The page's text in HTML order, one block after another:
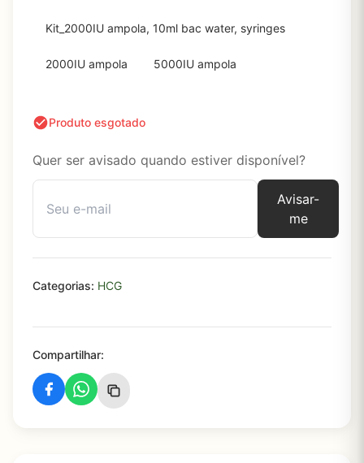
Kit_2000IU ampola, 10ml bac water, syringes
2000IU ampola 5000IU ampola
Produto esgotado
Quer ser avisado quando estiver disponível?
Avisar-
me
Categorias: HCG
Compartilhar: